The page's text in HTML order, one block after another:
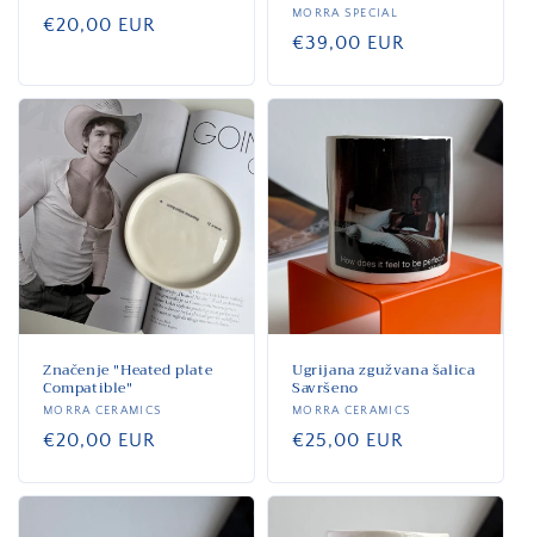
Standardna
€20,00 EUR Dobavljač:
MORRA SPECIAL
Standardna
€39,00 EUR
Značenje "Heated plate
Compatible"
Dobavljač:
MORRA CERAMICS
Standardna
€20,00 EUR
Ugrijana zgužvana šalica
Savršeno
Dobavljač:
MORRA CERAMICS
Standardna
€25,00 EUR